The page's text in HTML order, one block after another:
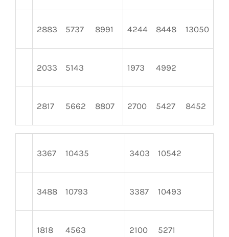
2883 5737 8991 4244 8448 13050
2033 5143 1973 4992
2817 5662 8807 2700 5427 8452
3367 10435 3403 10542
3488 10793 3387 10493
1818 4563 2100 5271